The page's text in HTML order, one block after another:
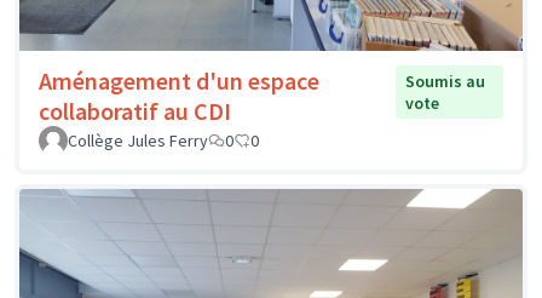
Aménagement d'un espace
collaboratif au CDI
Soumis au
vote
Collège Jules Ferry
0 0